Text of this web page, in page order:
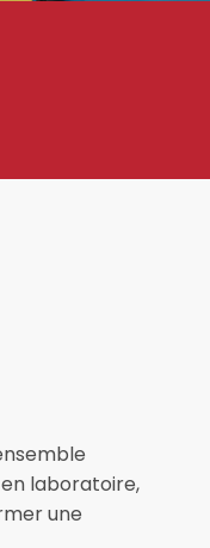
laboratoire,
une